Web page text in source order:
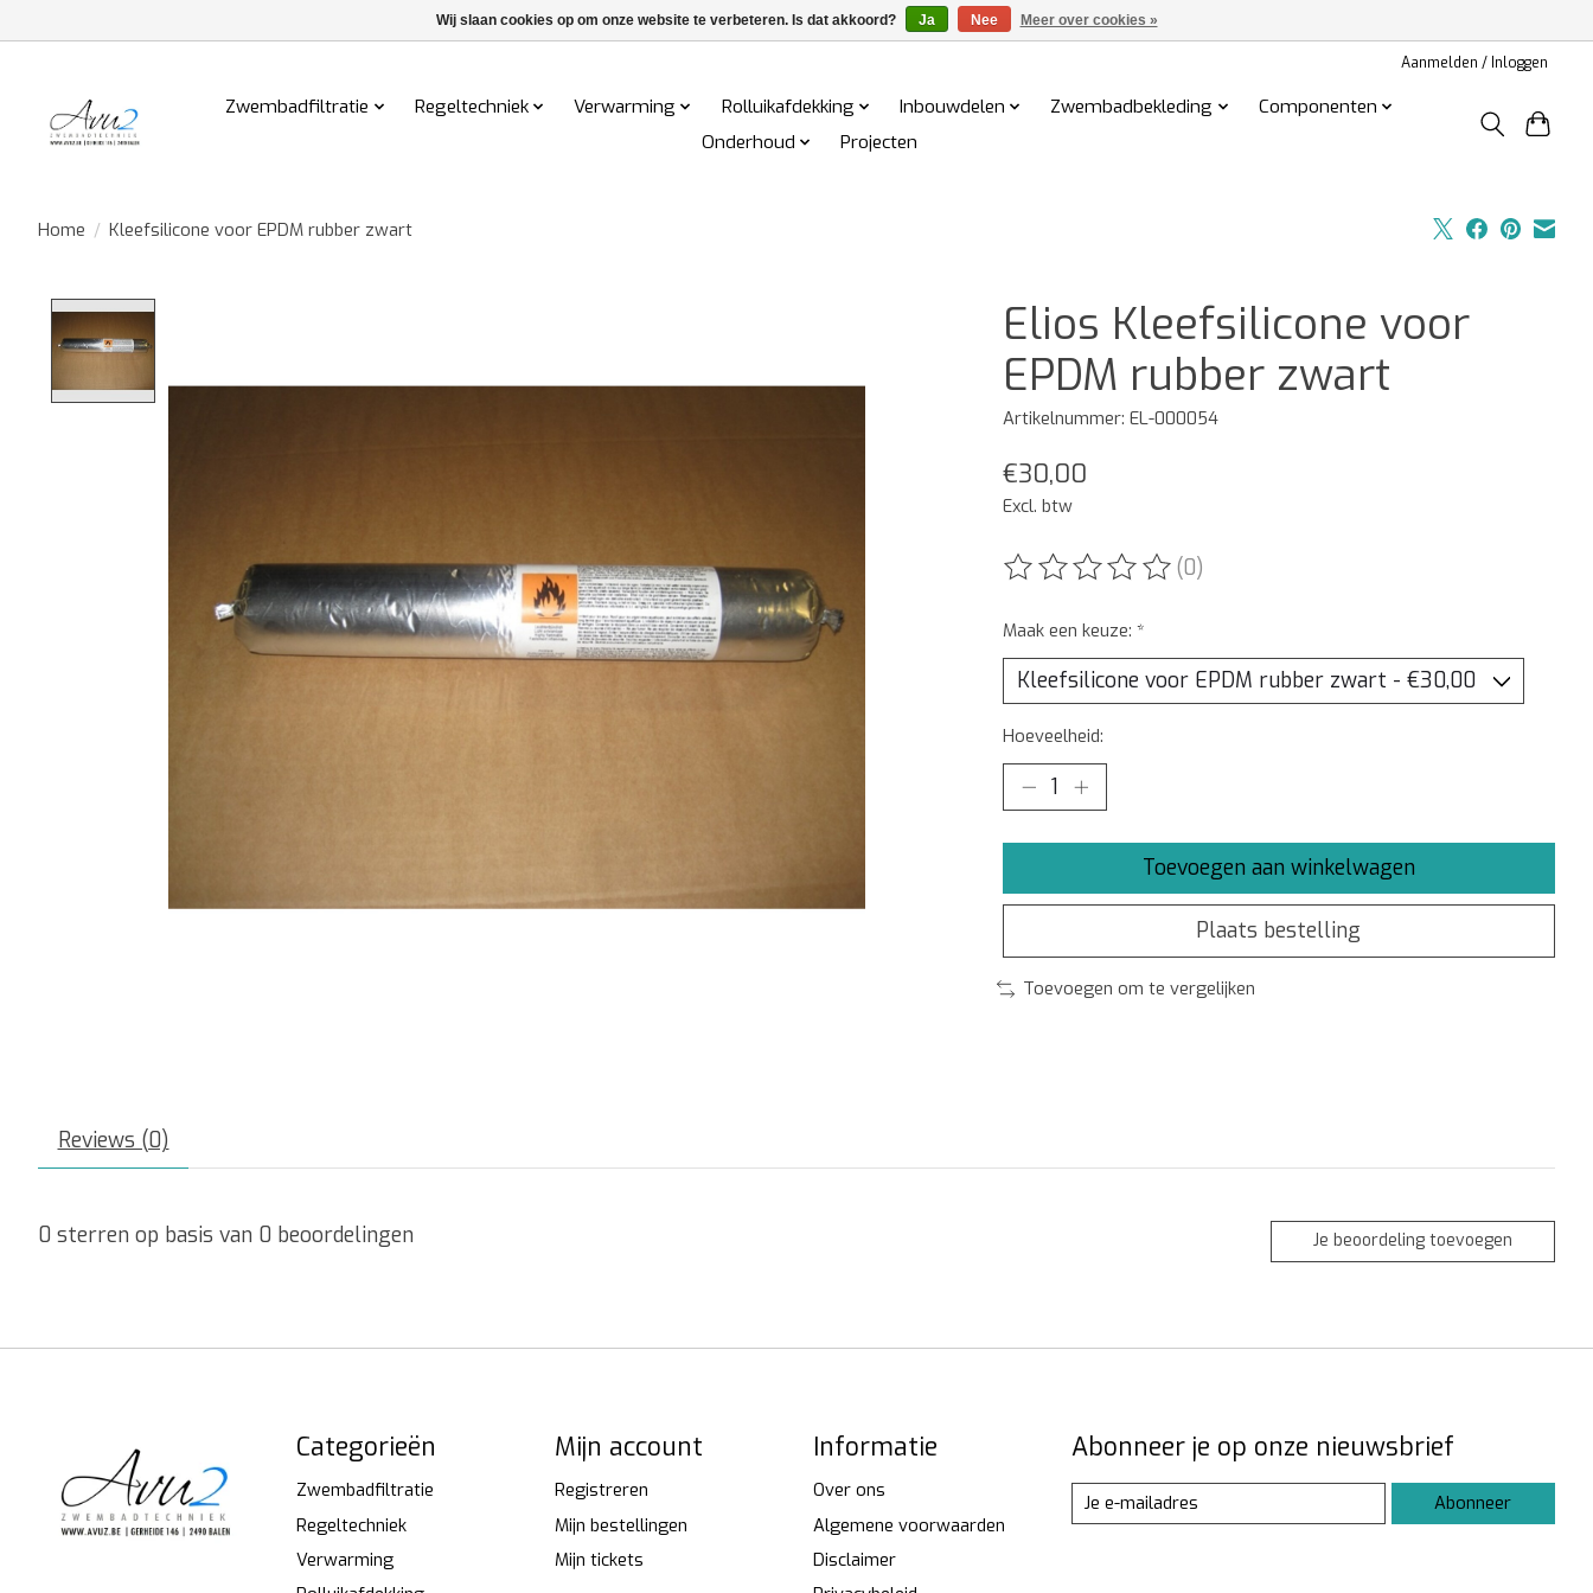
Aanmelden / Inloggen
Zwembadfiltratie Regeltechniek Verwarming Rolluikafdekking Inbouwdelen Zwembadbekleding
Componenten
Onderhoud
Projecten
Home / Kleefsilicone voor EPDM rubber zwart
Elios Kleefsilicone voor
EPDM rubber zwart
Artikelnummer: EL-000054
€30,00
Excl. btw
De beoordeling van dit product is
(0)
Maak een keuze: *
Hoeveelheid:
Toevoegen aan winkelwagen
Plaats bestelling
Toevoegen om te vergelijken
Reviews (0)
0 sterren op basis van 0 beoordelingen Je beoordeling toevoegen
Categorieën
Zwembadfiltratie
Regeltechniek
Verwarming
Mijn account
Registreren
Mijn bestellingen
Mijn tickets
Informatie
Over ons
Algemene voorwaarden
Disclaimer
Abonneer je op onze nieuwsbrief
Abonneer
Wij slaan cookies op om onze website te verbeteren. Is dat akkoord? Ja Nee Meer over cookies »